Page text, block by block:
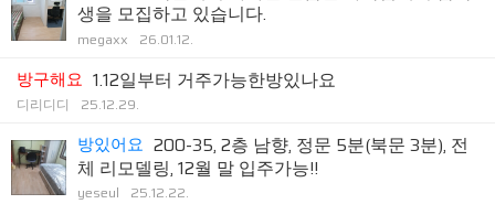
생을 모집하고 있습니다.
megaxx 26.01.12.
방구해요 1.12일부터 거주가능한방있나요
디리디디 25.12.29.
방있어요 200-35, 2층 남향, 정문 5분(북문 3분), 전
체 리모델링, 12월 말 입주가능!!
yeseul 25.12.22.